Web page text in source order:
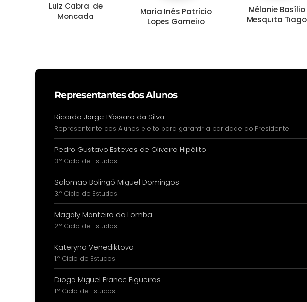
Luiz Cabral de
Moncada
Maria Inês Patrício
Lopes Gameiro
Mélanie Basílio
Mesquita Tiago
Representantes dos Alunos
Ricardo Jorge Pássaro da Silva
Representante dos Alunos eleito para garantir a paridade do Presidente
Pedro Gustavo Esteves de Oliveira Hipólito
3.º Ciclo de Estudos
Salomão Bolingó Miguel Domingos
3.º Ciclo de Estudos
Magaly Monteiro da Lomba
2.º Ciclo de Estudos
Kateryna Venediktova
1.º Ciclo de Estudos
Diogo Miguel Franco Figueiras
1.º Ciclo de Estudos